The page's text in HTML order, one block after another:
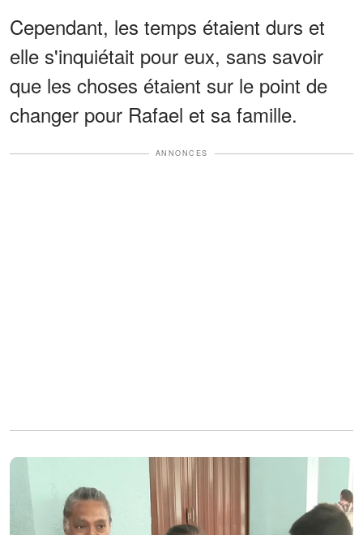
Cependant, les temps étaient durs et
elle s'inquiétait pour eux, sans savoir
que les choses étaient sur le point de
changer pour Rafael et sa famille.
ANNONCES